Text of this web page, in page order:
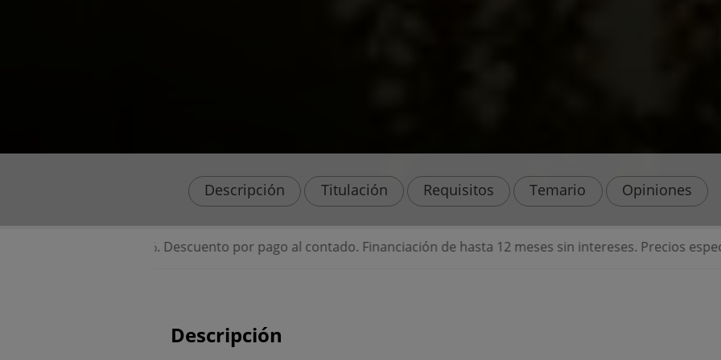
Descripción Titulación Requisitos Temario Opiniones
del 65%. Descuento por pago al contado. Financiación de hasta 12 meses sin intereses. Precios especiales para
Descripción